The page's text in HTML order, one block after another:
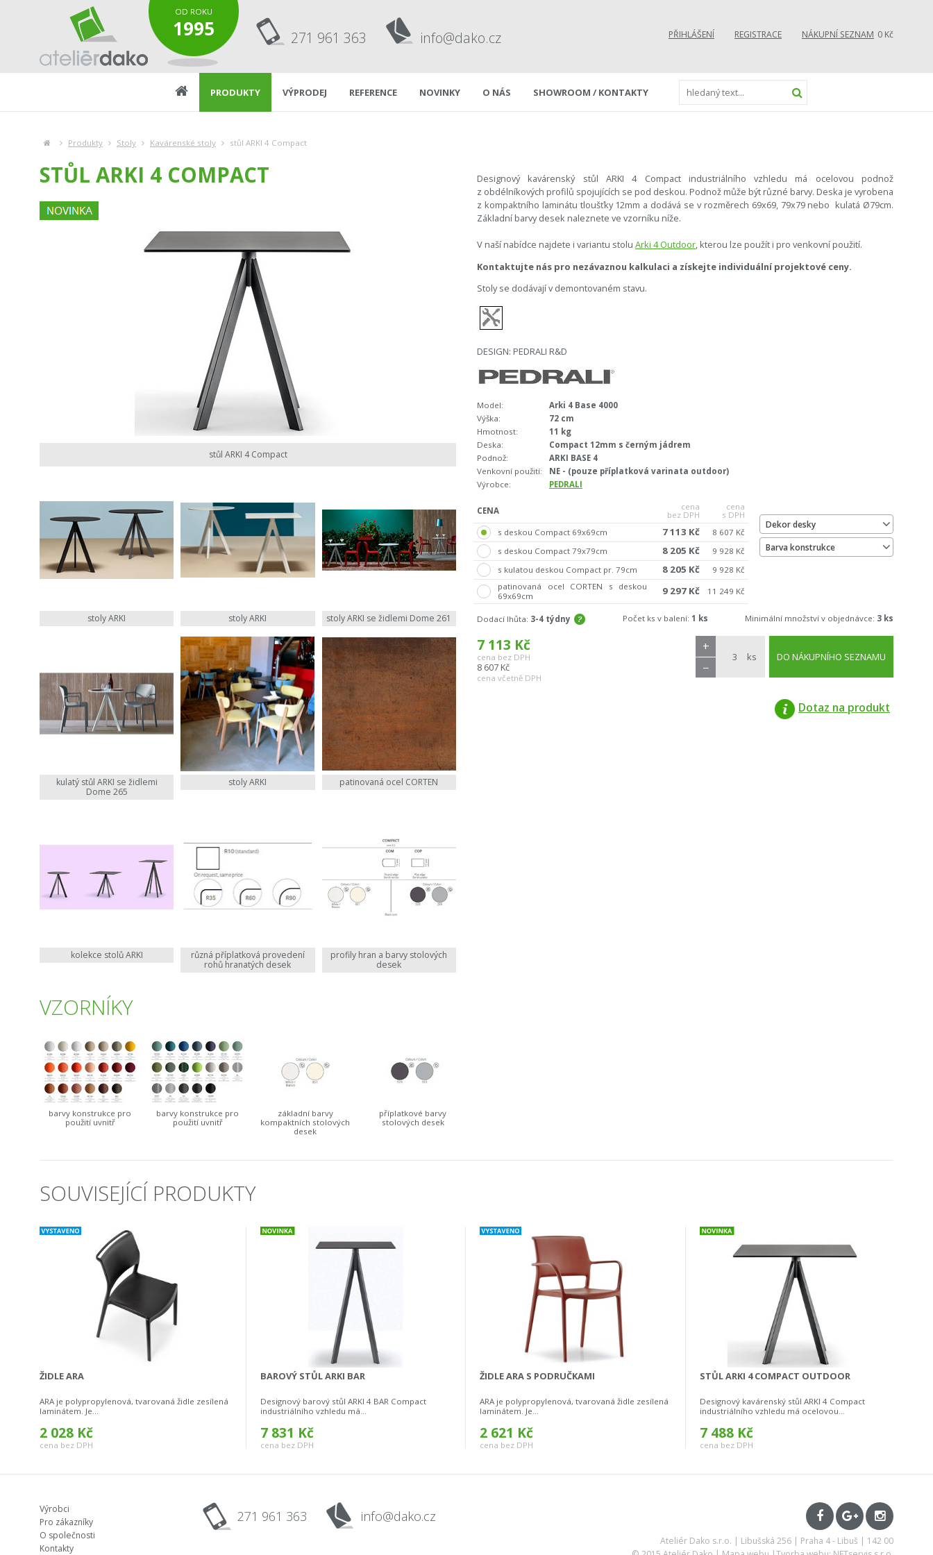
OD ROKU
1995 271 961 363 info@dako.cz PŘIHLÁŠENÍ REGISTRACE NÁKUPNÍ SEZNAM 0 Kč
PRODUKTY VÝPRODEJ REFERENCE NOVINKY O NÁS SHOWROOM / KONTAKTY
Produkty Stoly Kavárenské stoly stůl ARKI 4 Compact
STŮL ARKI 4 COMPACT
stůl ARKI 4 Compact
stoly ARKI stoly ARKI stoly ARKI se židlemi Dome 261
kulatý stůl ARKI se židlemi
Dome 265
stoly ARKI patinovaná ocel CORTEN
kolekce stolů ARKI
různá příplatková provedení
rohů hranatých desek
profily hran a barvy stolových
desek
Designový kavárenský stůl ARKI 4 Compact industriálního vzhledu má ocelovou podnož
z obdélníkových profilů spojujících se pod deskou. Podnož může být různé barvy. Deska je vyrobena
z kompaktního laminátu tloušťky 12mm a dodává se v rozměrech 69x69, 79x79 nebo kulatá Ø79cm.
Základní barvy desek naleznete ve vzorníku níže.
V naší nabídce najdete i variantu stolu Arki 4 Outdoor, kterou lze použít i pro venkovní použití.
Kontaktujte nás pro nezávaznou kalkulaci a získejte individuální projektové ceny.
Stoly se dodávají v demontovaném stavu.
DESIGN: PEDRALI R&D
Model:
Arki 4 Base 4000
Výška:
72 cm
Hmotnost:
11 kg
Deska:
Compact 12mm s černým jádrem
Podnož:
ARKI BASE 4
Venkovní použití:
NE - (pouze příplatková varinata outdoor)
Výrobce:
PEDRALI
CENA
cena
bez DPH
cena
s DPH
s deskou Compact 69x69cm
7 113 Kč
8 607 Kč
s deskou Compact 79x79cm
8 205 Kč
9 928 Kč
s kulatou deskou Compact pr. 79cm
8 205 Kč
9 928 Kč
patinovaná ocel CORTEN s deskou
69x69cm
9 297 Kč 11 249 Kč
Dekor desky
Barva konstrukce
Dodací lhůta: 3-4 týdny Počet ks v balení: 1 ks Minimální množství v objednávce: 3 ks
7 113 Kč
cena bez DPH
8 607 Kč
cena včetně DPH
ks
+
−
DO NÁKUPNÍHO SEZNAMU
Dotaz na produkt
VZORNÍKY
barvy konstrukce pro
použití uvnitř
barvy konstrukce pro
použití uvnitř
základní barvy
kompaktních stolových
desek
příplatkové barvy
stolových desek
SOUVISEJÍCÍ PRODUKTY
ŽIDLE ARA
ARA je polypropylenová, tvarovaná židle zesílená
laminátem. Je...
2 028 Kč
cena bez DPH
BAROVÝ STŮL ARKI BAR
Designový barový stůl ARKI 4 BAR Compact
industriálního vzhledu má...
7 831 Kč
cena bez DPH
ŽIDLE ARA S PODRUČKAMI
ARA je polypropylenová, tvarovaná židle zesílená
laminátem. Je...
2 621 Kč
cena bez DPH
STŮL ARKI 4 COMPACT OUTDOOR
Designový kavárenský stůl ARKI 4 Compact
industriálního vzhledu má ocelovou...
7 488 Kč
cena bez DPH
Výrobci
Pro zákazníky
O společnosti
Kontakty
271 961 363 info@dako.cz
Ateliér Dako s.r.o. | Libušská 256 | Praha 4 - Libuš | 142 00